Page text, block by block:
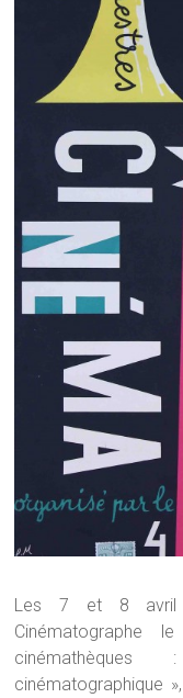
Les 7 et 8 avril
Cinématographe
cinématographique